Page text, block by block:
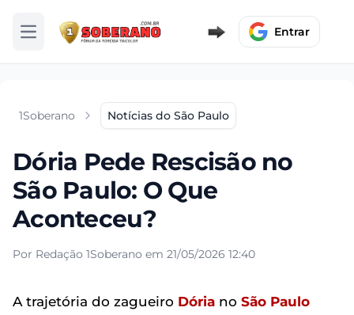
Abrir menu Entrar
1Soberano Notícias do São Paulo
Dória Pede Rescisão no
São Paulo: O Que
Aconteceu?
Por Redação 1Soberano em 21/05/2026 12:40
A trajetória do zagueiro Dória no São Paulo